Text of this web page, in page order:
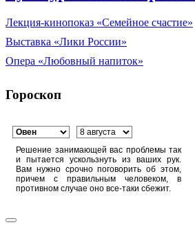
Лекция-кинопоказ «Семейное счастие»
Выставка «Лики России»
Опера «Любовный напиток»
Гороскоп
Решение занимающей вас проблемы так
и пытается ускользнуть из ваших рук.
Вам нужно срочно поговорить об этом,
причем с правильным человеком, в
противном случае оно все-таки сбежит.